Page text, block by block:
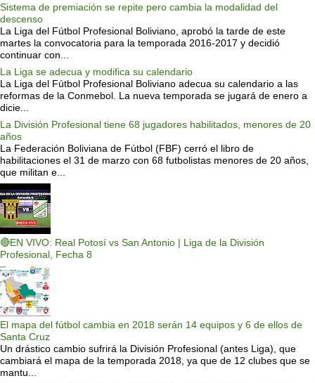
Sistema de premiación se repite pero cambia la modalidad del
descenso
La Liga del Fútbol Profesional Boliviano, aprobó la tarde de este
martes la convocatoria para la temporada 2016-2017 y decidió
continuar con...
La Liga se adecua y modifica su calendario
La Liga del Fútbol Profesional Boliviano adecua su calendario a las
reformas de la Conmebol. La nueva temporada se jugará de enero a
dicie...
La División Profesional tiene 68 jugadores habilitados, menores de 20
años
La Federación Boliviana de Fútbol (FBF) cerró el libro de
habilitaciones el 31 de marzo con 68 futbolistas menores de 20 años,
que militan e...
🔴EN VIVO: Real Potosí vs San Antonio | Liga de la División
Profesional, Fecha 8
El mapa del fútbol cambia en 2018 serán 14 equipos y 6 de ellos de
Santa Cruz
Un drástico cambio sufrirá la División Profesional (antes Liga), que
cambiará el mapa de la temporada 2018, ya que de 12 clubes que se
mantu...